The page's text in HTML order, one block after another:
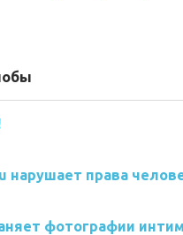
нарушает права
фотографии